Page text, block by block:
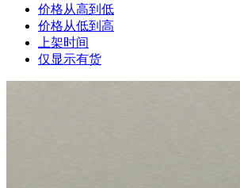
价格从高到低
价格从低到高
上架时间
仅显示有货